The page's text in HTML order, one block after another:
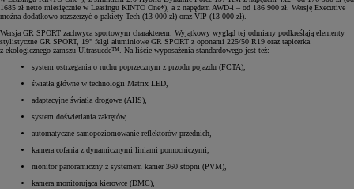
1685 zł netto miesięcznie w Leasingu KINTO One*), a z napędem AWD-i – od 186 900 zł. Wersję Executive
można dodatkowo rozszerzyć o pakiety Tech (13 000 zł) oraz VIP (13 000 zł).
Wersja GR SPORT zachwyca sportowym charakterem. Wyjątkowy wygląd tej odmiany podkreślają elementy
stylistyczne GR SPORT, 19" felgi aluminiowe GR SPORT z oponami 225/50 R19 oraz tapicerka
z ekologicznego zamszu Ultrasuede™. Na liście wyposażenia standardowego jest też:
system ostrzegania o ruchu poprzecznym z przodu pojazdu (FCTA),
światła główne w technologii Matrix LED,
adaptacyjne światła drogowe (AHS),
system doświetlania zakrętów,
automatyczne samopoziomowanie reflektorów przednich,
kamera cofania z dynamicznymi liniami pomocniczymi,
monitor panoramiczny z systemem kamer 360 stopni (PVM),
kamera monitorująca kierowcę (DMC),